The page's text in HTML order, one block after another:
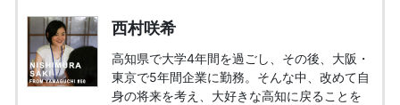
西村咲希
高知県で大学4年間を過ごし、その後、大阪・
東京で5年間企業に勤務。そんな中、改めて自
身の将来を考え、大好きな高知に戻ることを